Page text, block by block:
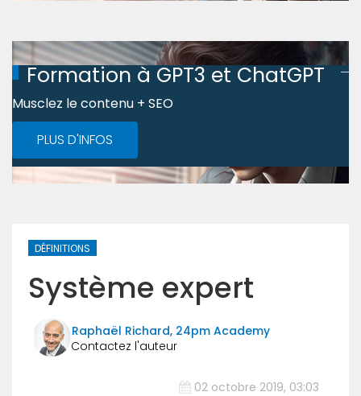
Formation à GPT3 et ChatGPT
Musclez le contenu + SEO
PLUS D'INFOS
DÉFINITIONS
Système expert
Raphaël Richard, 24pm Academy
02 octobre 2019, 03:03